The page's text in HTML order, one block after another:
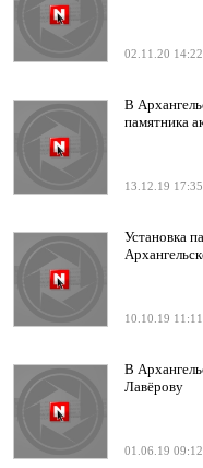
02.11.20 14:22
В
памятника
13.12.19 17:35
Установка
10.10.19 11:11
В
Лавёрову
01.06.19 09:12